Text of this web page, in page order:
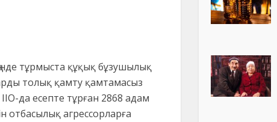
тұрмыста құқық бұзушылық
толық қамту қамтамасыз
да есепте тұрған 2868 адам
отбасылық агрессорларға